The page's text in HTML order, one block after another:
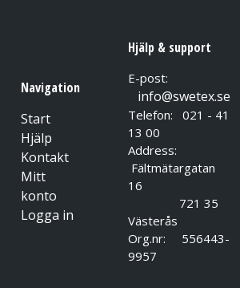
Navigation
Start
Hjälp
Kontakt
Mitt
konto
Logga in
Hjälp & support
E-post:
info@swetex.se
Telefon: 021 - 41
13 00
Address:
Fältmätargatan
16
721 35
Västerås
Org.nr: 556443-
9957